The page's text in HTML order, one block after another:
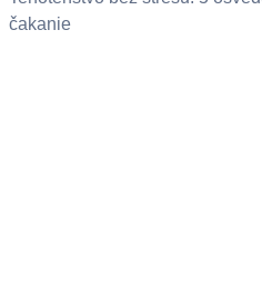
čakanie